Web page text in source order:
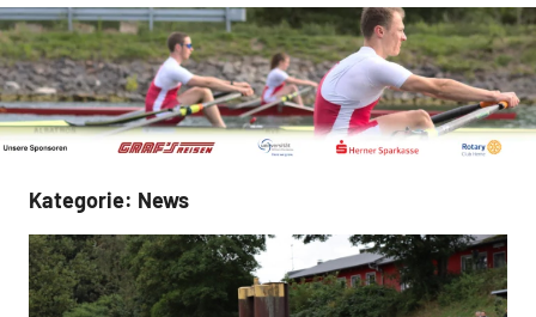
Kategorie: News